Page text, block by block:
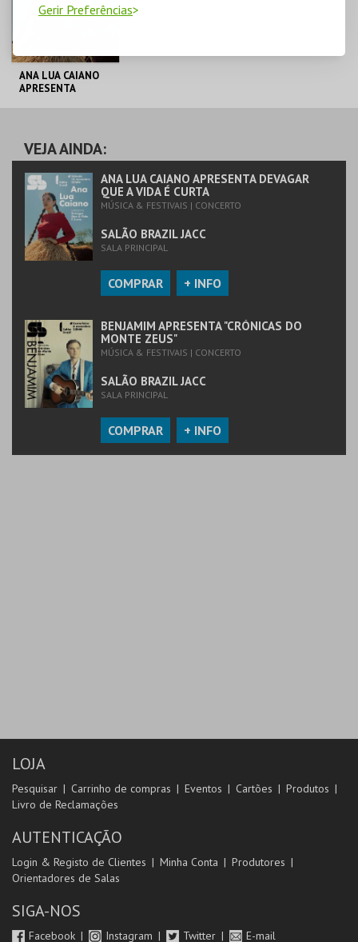
Gerir Preferências
COMPRAR
ANA LUA CAIANO
APRESENTA
MAIS INFO
COMPRAR
VEJA AINDA:
ANA LUA CAIANO APRESENTA DEVAGAR
QUE A VIDA É CURTA
MÚSICA & FESTIVAIS | CONCERTO
SALÃO BRAZIL JACC
SALA PRINCIPAL
COMPRAR + INFO
BENJAMIM APRESENTA "CRÓNICAS DO
MONTE ZEUS"
MÚSICA & FESTIVAIS | CONCERTO
SALÃO BRAZIL JACC
SALA PRINCIPAL
COMPRAR + INFO
LOJA
Pesquisar Carrinho de compras Eventos Cartões
Produtos
Livro de Reclamações
AUTENTICAÇÃO
Login & Registo de Clientes Minha Conta
Produtores
Orientadores de Salas
SIGA-NOS
Facebook Instagram Twitter E-mail